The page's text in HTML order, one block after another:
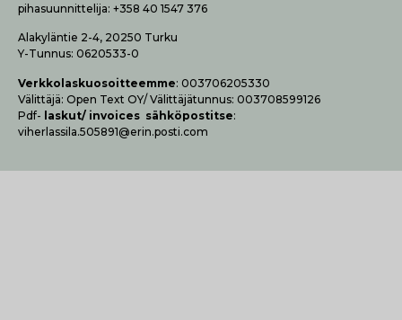
pihasuunnittelija: +358 40 1547 376
Alakyläntie 2-4, 20250 Turku
Y-Tunnus: 0620533-0
Verk­ko­las­kuo­soit­teem­me: 003706205330
Vä­lit­tä­jä: Open Text OY/ Vä­lit­tä­jä­tun­nus: 003708599126
Pdf- las­kut/ invoices säh­kö­pos­tit­se:
viherlassila.505891@erin.posti.com